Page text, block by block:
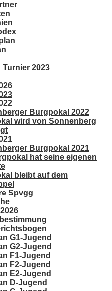
2023
Burgpokal 2022
wird von Sonnenberg
Burgpokal 2021
hat seine eigenen
bleibt auf dem
Spvgg
G1-Jugend
G2-Jugend
F1-Jugend
F2-Jugend
E2-Jugend
D-Jugend